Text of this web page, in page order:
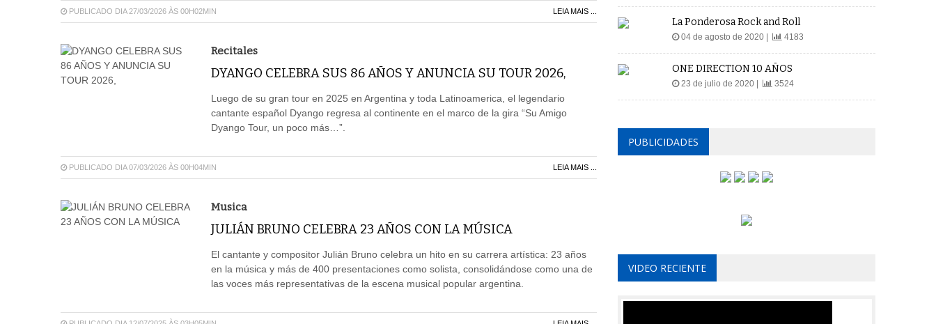
PUBLICADO DIA 27/03/2026 ÀS 00H02MIN LEIA MAIS ...
Recitales
DYANGO CELEBRA SUS 86 AÑOS Y ANUNCIA SU TOUR 2026,
Luego de su gran tour en 2025 en Argentina y toda Latinoamerica, el legendario
cantante español Dyango regresa al continente en el marco de la gira “Su Amigo
Dyango Tour, un poco más…”.
PUBLICADO DIA 07/03/2026 ÀS 00H04MIN LEIA MAIS ...
Musica
JULIÁN BRUNO CELEBRA 23 AÑOS CON LA MÚSICA
El cantante y compositor Julián Bruno celebra un hito en su carrera artística: 23 años
en la música y más de 400 presentaciones como solista, consolidándose como una de
las voces más representativas de la escena musical popular argentina.
La Ponderosa Rock and Roll
04 de agosto de 2020 | 4183
ONE DIRECTION 10 AÑOS
23 de julio de 2020 | 3524
PUBLICIDADES
VIDEO RECIENTE